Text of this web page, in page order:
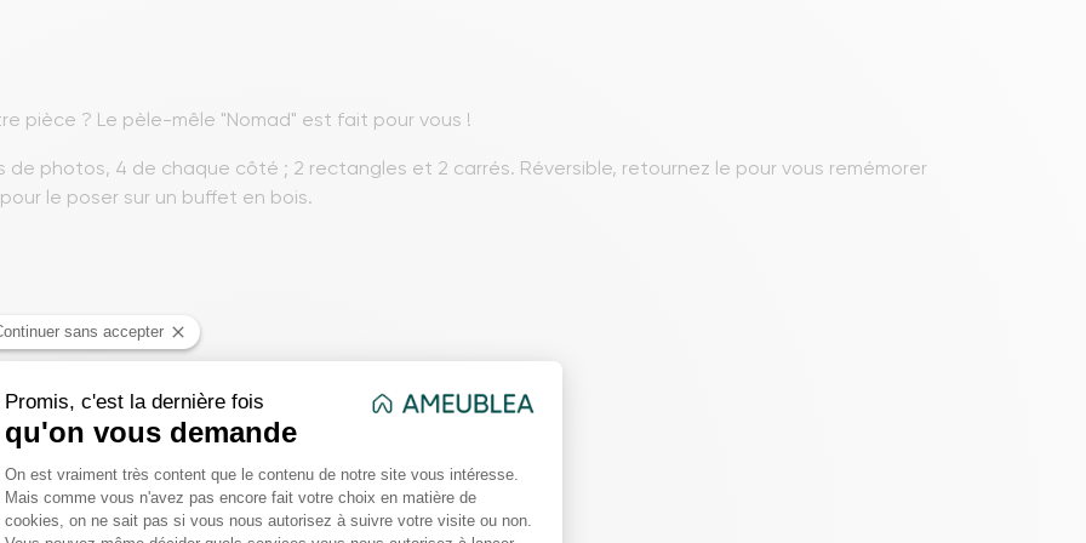
pièce ? Le pèle-mêle "Nomad" est fait pour vous !
photos, 4 de chaque côté ; 2 rectangles et 2 carrés. Réversible, retournez le pour vous remémorer
le poser sur un buffet en bois.
H. 42 cm